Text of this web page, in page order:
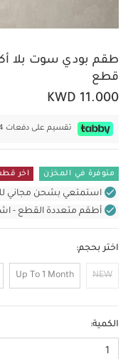
قطع
KWD 11.000
تقسيم على دفعات 4 بدون فوائد بقيمة
متوفرة في المخزن اخر
استمتعي بشحن مجاني
أطقم متعددة القطع - اشتري 2 بسعر
اختر بحجم:
NEW
Up To 1 Month
الكمية:
1